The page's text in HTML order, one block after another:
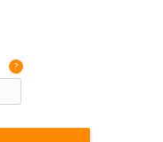
?